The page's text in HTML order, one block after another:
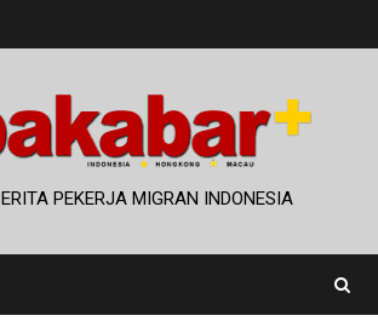
PEKERJA MIGRAN INDONESIA